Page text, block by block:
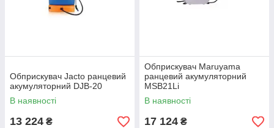
Обприскувач Jacto ранцевий
акумуляторний DJB-20
В наявності
13 224 ₴
Обприскувач Maruyama
ранцевий акумуляторний
MSB21Li
В наявності
17 124 ₴